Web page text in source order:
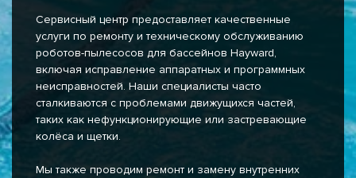
Сервисный центр предоставляет качественные
услуги по ремонту и техническому обслуживанию
роботов-пылесосов для бассейнов Hayward,
включая исправление аппаратных и программных
неисправностей. Наши специалисты часто
сталкиваются с проблемами движущихся частей,
таких как нефункционирующие или застревающие
колёса и щетки.
Мы также проводим ремонт и замену внутренних